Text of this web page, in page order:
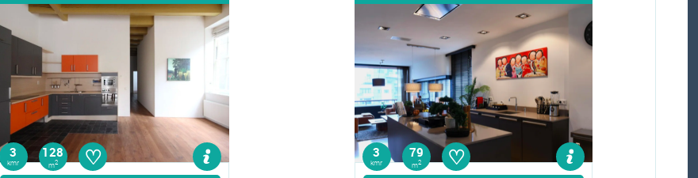
3
kmr
128
m2 ♡ 3
kmr
79
m2 ♡